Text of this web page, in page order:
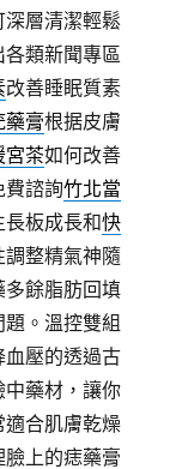
深層清潔輕鬆
各類新聞專區
改善睡眠質素
藥膏根据皮膚
宮茶如何改善
費諮詢竹北當
長板成長和快
整精氣神隨
多餘脂肪回填
。溫控雙組
壓的透過古
中藥材，讓你
適合肌膚乾燥
臉上的痣藥膏